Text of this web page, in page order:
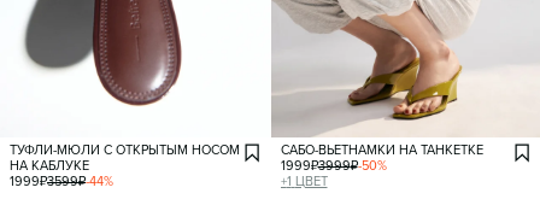
ТУФЛИ-МЮЛИ С ОТКРЫТЫМ НОСОМ
НА КАБЛУКЕ
1999₽3599₽-44%
САБО-ВЬЕТНАМКИ НА ТАНКЕТКЕ
1999₽3999₽-50%
+1 ЦВЕТ